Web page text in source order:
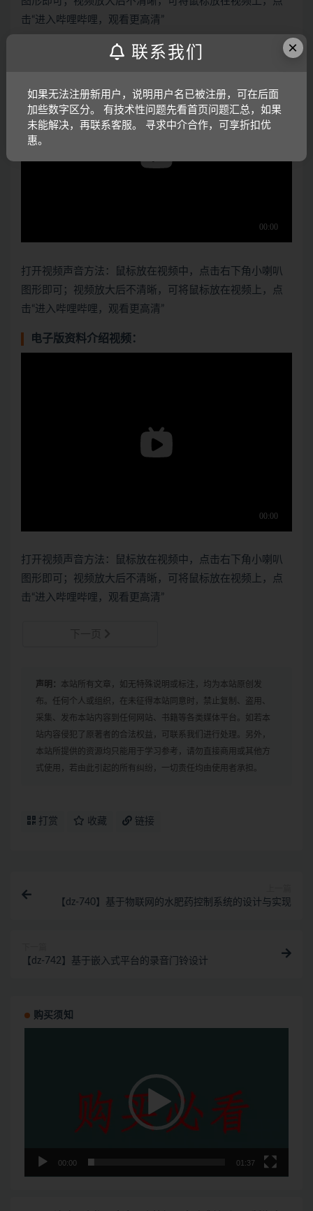
击“进入哔哩哔哩，观看更高清”
打开视频声音方法：鼠标放在视频中，点击右下角小喇叭
图形即可；视频放大后不清晰，可将鼠标放在视频上，点
击“进入哔哩哔哩，观看更高清”
电子版资料介绍视频：
打开视频声音方法：鼠标放在视频中，点击右下角小喇叭
图形即可；视频放大后不清晰，可将鼠标放在视频上，点
击“进入哔哩哔哩，观看更高清”
声明： 本站所有文章，如无特殊说明或标注，均为本站原创发
布。任何个人或组织，在未征得本站同意时，禁止复制、盗用、
采集、发布本站内容到任何网站、书籍等各类媒体平台。如若本
站内容侵犯了原著者的合法权益，可联系我们进行处理。另外，
本站所提供的资源均只能用于学习参考，请勿直接商用或其他方
式使用，若由此引起的所有纠纷，一切责任均由使用者承担。
打赏 收藏 链接
【dz-740】基于物联网的水肥药控制系统的设计与实现
【dz-742】基于嵌入式平台的录音门铃设计
购买须知
00:00 01:37
×
联系我们
如果无法注册新用户，说明用户名已被注册，可在后面
加些数字区分。 有技术性问题先看首页问题汇总，如果
未能解决，再联系客服。 寻求中介合作，可享折扣优
惠。